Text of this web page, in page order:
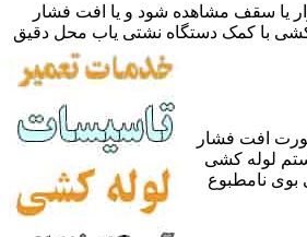
یا سقف مشاهده شود و یا افت فشار
کشی با کمک دستگاه نشتی یاب محل دقیق
افت فشار
لوله کشی
بوی نامطبوع